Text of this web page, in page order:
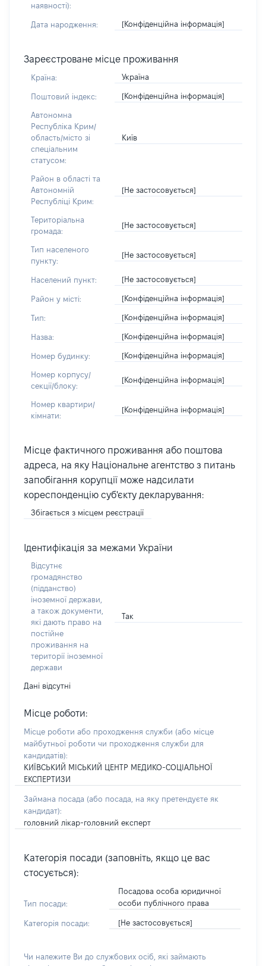
наявності):
Дата народження: [Конфіденційна інформація]
Зареєстроване місце проживання
Країна: Україна
Поштовий індекс: [Конфіденційна інформація]
Автономна
Республіка Крим/
область/місто зі
спеціальним
статусом:
Київ
Район в області та
Автономній
Республіці Крим:
[Не застосовується]
Територіальна
громада:
[Не застосовується]
Тип населеного
пункту:
[Не застосовується]
Населений пункт: [Не застосовується]
Район у місті: [Конфіденційна інформація]
Тип: [Конфіденційна інформація]
Назва: [Конфіденційна інформація]
Номер будинку: [Конфіденційна інформація]
Номер корпусу/
секції/блоку:
[Конфіденційна інформація]
Номер квартири/
кімнати:
[Конфіденційна інформація]
Місце фактичного проживання або поштова
адреса, на яку Національне агентство з питань
запобігання корупції може надсилати
кореспонденцію суб'єкту декларування:
Збігається з місцем реєстрації
Ідентифікація за межами України
Відсутнє
громадянство
(підданство)
іноземної держави,
а також документи,
які дають право на
постійне
проживання на
території іноземної
держави
Так
Дані відсутні
Місце роботи:
Місце роботи або проходження служби (або місце
майбутньої роботи чи проходження служби для
кандидатів):
КИЇВСЬКИЙ МІСЬКИЙ ЦЕНТР МЕДИКО-СОЦІАЛЬНОЇ
ЕКСПЕРТИЗИ
Займана посада (або посада, на яку претендуєте як
кандидат):
головний лікар-головний експерт
Категорія посади (заповніть, якщо це вас
стосується):
Тип посади:
Посадова особа юридичної
особи публічного права
Категорія посади: [Не застосовується]
Чи належите Ви до службових осіб, які займають